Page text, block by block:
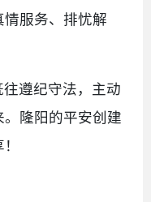
服务、排忧解
遵纪守法，主动
隆阳的平安创建